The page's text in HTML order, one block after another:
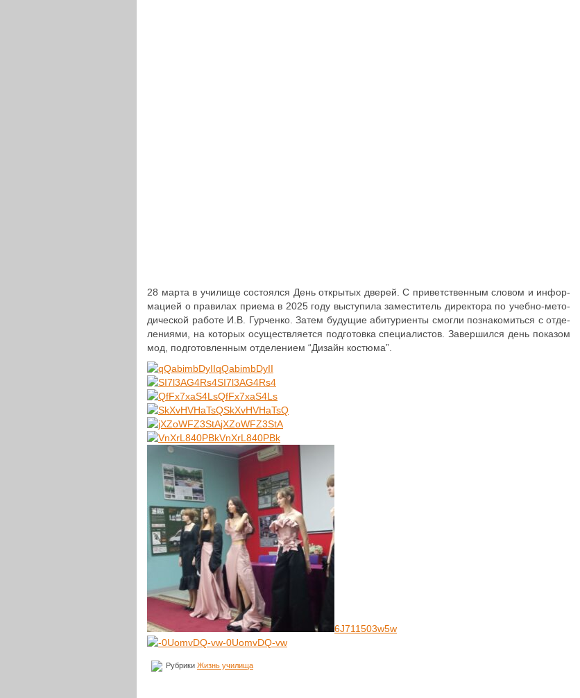
28 марта в училище состо­ял­ся День откры­тых дверей. С при­вет­ствен­ным словом и инфор­
ма­ци­ей о пра­ви­лах приема в 2025 году высту­пи­ла заме­сти­тель дирек­то­ра по учебно-мето­
ди­че­ской работе И.В. Гур­чен­ко. Затем будущие аби­ту­ри­ен­ты смогли позна­ко­мить­ся с отде­
ле­ни­я­ми, на которых осу­ществ­ля­ет­ся под­го­тов­ка спе­ци­а­ли­стов. Завер­шил­ся день показом
мод, под­го­тов­лен­ным отде­ле­ни­ем “Дизайн костюма”.
qQabimbDyII
SI7l3AG4Rs4
QfFx7xaS4Ls
SkXvHVHaTsQ
jXZoWFZ3StA
VnXrL840PBk
6J711503w5w
-0UomvDQ-vw
Рубрики Жизнь училища